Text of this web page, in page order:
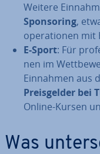
Weitere
Spon­so­ring,
ope­ra­tio­nen mit
E-Sport: Für
nen im
Einnahmen aus
Preis­gel­der bei
Online-Kursen
Was